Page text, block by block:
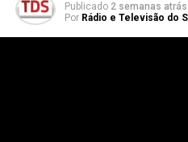
Publicado 2 semanas atrás
Por Rádio e Televisão do